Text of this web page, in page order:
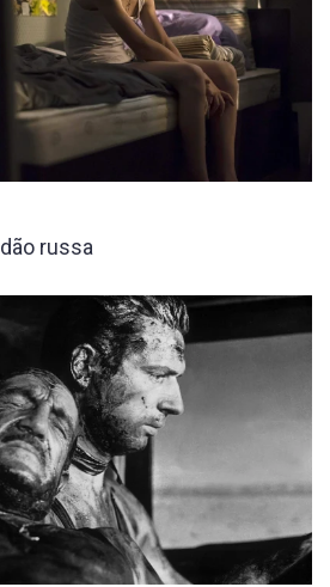
russa